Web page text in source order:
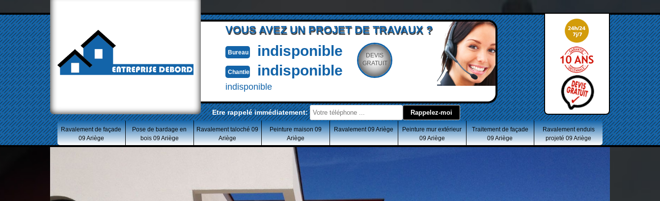
VOUS AVEZ UN PROJET DE TRAVAUX ?
Bureau indisponible
Chantier indisponible
indisponible
DEVIS
GRATUIT
Etre rappelé immédiatement:
Ravalement de façade
09 Ariège
Pose de bardage en
bois 09 Ariège
Ravalement taloché 09
Ariège
Peinture maison 09
Ariège
Ravalement 09 Ariège
Peinture mur extérieur
09 Ariège
Traitement de façade
09 Ariège
Ravalement enduis
projeté 09 Ariège